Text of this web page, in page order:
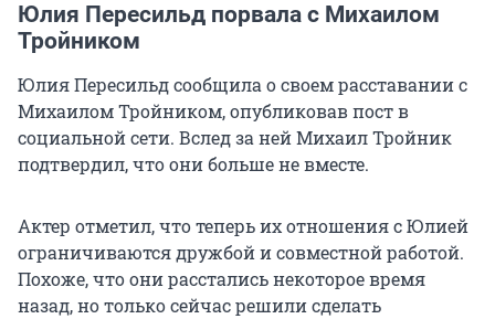
Юлия Пересильд порвала с Михаилом
Тройником
Юлия Пересильд сообщила о своем расставании с
Михаилом Тройником, опубликовав пост в
социальной сети. Вслед за ней Михаил Тройник
подтвердил, что они больше не вместе.
Актер отметил, что теперь их отношения с Юлией
ограничиваются дружбой и совместной работой.
Похоже, что они расстались некоторое время
назад, но только сейчас решили сделать